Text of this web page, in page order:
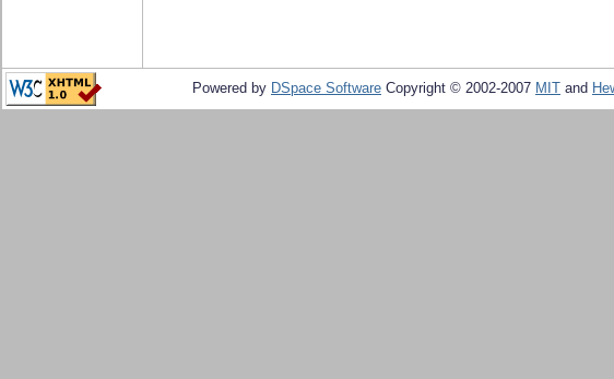
Powered by DSpace Software Copyright © 2002-2007 MIT and